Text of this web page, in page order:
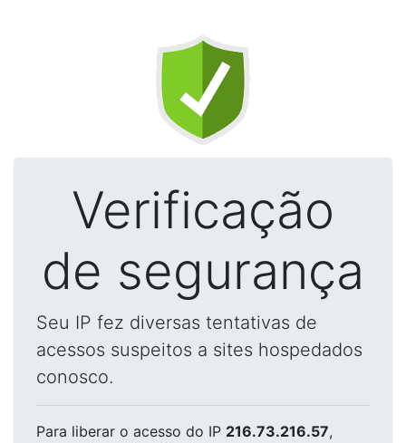
Verificação
de segurança
Seu IP fez diversas tentativas de
acessos suspeitos a sites hospedados
conosco.
Para liberar o acesso do IP 216.73.216.57,